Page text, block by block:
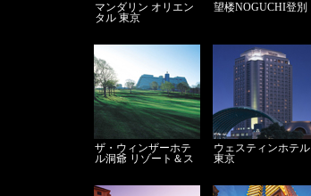
マンダリン オリエン
タル 東京
望楼NOGUCHI登別
ザ・ウィンザーホテ
ル洞爺 リゾート＆ス
ウェスティンホテル
東京